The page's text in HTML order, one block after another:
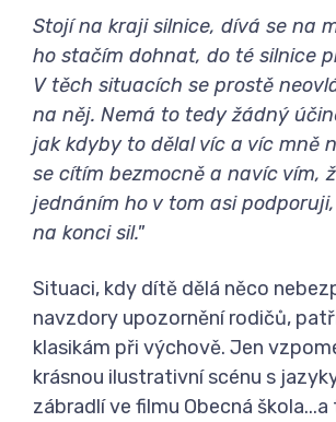
Stojí na kraji silnice, dívá se na
ho stačím dohnat, do té silnice
V těch situacích se prostě
na něj. Nemá to tedy žádný
jak kdyby to dělal víc a víc mně
se cítím bezmocně a navíc vím,
jednáním ho v tom asi
na konci sil."
Situaci, kdy dítě dělá něco
navzdory upozornění rodičů,
klasikám při výchově. Jen
krásnou ilustrativní scénu s
zábradlí ve filmu Obecná